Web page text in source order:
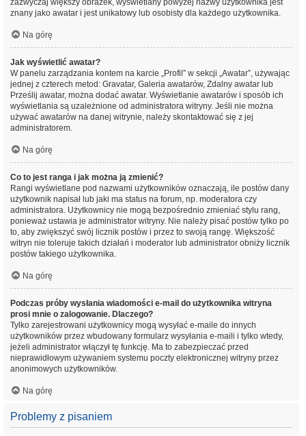
zazwyczaj większy obrazek, wyświetlany powyżej nazwy użytkownika jest
znany jako awatar i jest unikatowy lub osobisty dla każdego użytkownika.
Na górę
Jak wyświetlić awatar?
W panelu zarządzania kontem na karcie „Profil” w sekcji „Awatar”, używając
jednej z czterech metod: Gravatar, Galeria awatarów, Zdalny awatar lub
Prześlij awatar, można dodać awatar. Wyświetlanie awatarów i sposób ich
wyświetlania są uzależnione od administratora witryny. Jeśli nie można
używać awatarów na danej witrynie, należy skontaktować się z jej
administratorem.
Na górę
Co to jest ranga i jak można ją zmienić?
Rangi wyświetlane pod nazwami użytkowników oznaczają, ile postów dany
użytkownik napisał lub jaki ma status na forum, np. moderatora czy
administratora. Użytkownicy nie mogą bezpośrednio zmieniać stylu rang,
ponieważ ustawia je administrator witryny. Nie należy pisać postów tylko po
to, aby zwiększyć swój licznik postów i przez to swoją rangę. Większość
witryn nie toleruje takich działań i moderator lub administrator obniży licznik
postów takiego użytkownika.
Na górę
Podczas próby wysłania wiadomości e-mail do użytkownika witryna
prosi mnie o zalogowanie. Dlaczego?
Tylko zarejestrowani użytkownicy mogą wysyłać e-maile do innych
użytkowników przez wbudowany formularz wysyłania e-maili i tylko wtedy,
jeżeli administrator włączył tę funkcję. Ma to zabezpieczać przed
nieprawidłowym używaniem systemu poczty elektronicznej witryny przez
anonimowych użytkowników.
Na górę
Problemy z pisaniem